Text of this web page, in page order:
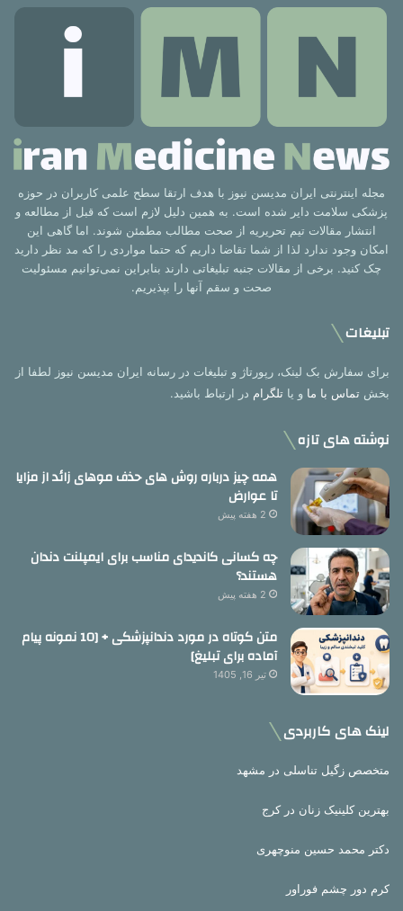
مجله اینترنتی ایران مدیسن نیوز با هدف ارتقا سطح علمی کاربران در حوزه
پزشکی سلامت دایر شده است. به همین دلیل لازم است که قبل از مطالعه و
انتشار مقالات تیم تحریریه از صحت مطالب مطمئن شوند. اما گاهی این
امکان وجود ندارد لذا از شما تقاضا داریم که حتما مواردی را که مد نظر دارید
چک کنید. برخی از مقالات جنبه تبلیغاتی دارند بنابراین نمی‌توانیم مسئولیت
صحت و سقم آنها را بپذیریم.
تبلیغات
برای سفارش بک لینک، رپورتاژ و تبلیغات در رسانه ایران مدیسن نیوز لطفا از
بخش تماس با ما و یا تلگرام در ارتباط باشید.
نوشته های تازه
همه چیز درباره روش های حذف موهای زائد از مزایا
تا عوارض
2 هفته پیش
چه کسانی کاندیدای مناسب برای ایمپلنت دندان
هستند؟
2 هفته پیش
متن کوتاه در مورد دندانپزشکی + [10 نمونه پیام
آماده برای تبلیغ]
تیر 16, 1405
لینک های کاربردی
متخصص زگیل تناسلی در مشهد
بهترین کلینیک زنان در کرج
دکتر محمد حسین منوچهری
کرم دور چشم فوراور